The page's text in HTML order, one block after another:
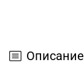
Описание